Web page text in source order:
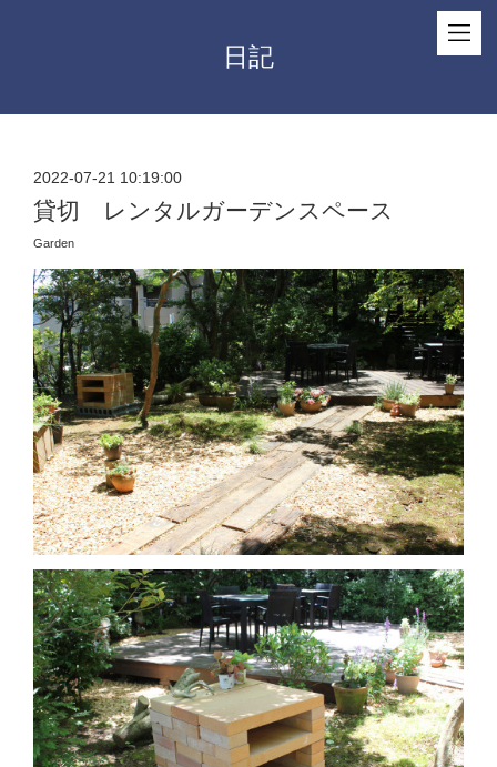
日記
2022-07-21 10:19:00
貸切 レンタルガーデンスペース
Garden